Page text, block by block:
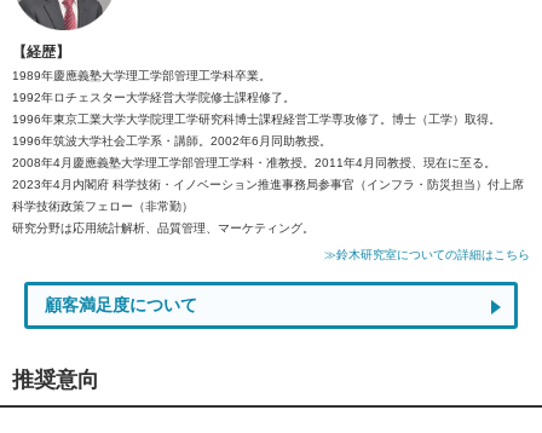
【経歴】
1989年慶應義塾大学理工学部管理工学科卒業。
1992年ロチェスター大学経営大学院修士課程修了。
1996年東京工業大学大学院理工学研究科博士課程経営工学専攻修了。博士（工学）取得。
1996年筑波大学社会工学系・講師。2002年6月同助教授。
2008年4月慶應義塾大学理工学部管理工学科・准教授。2011年4月同教授、現在に至る。
2023年4月内閣府 科学技術・イノベーション推進事務局参事官（インフラ・防災担当）付上席
科学技術政策フェロー（非常勤）
研究分野は応用統計解析、品質管理、マーケティング。
≫鈴木研究室についての詳細はこちら
顧客満足度について
推奨意向